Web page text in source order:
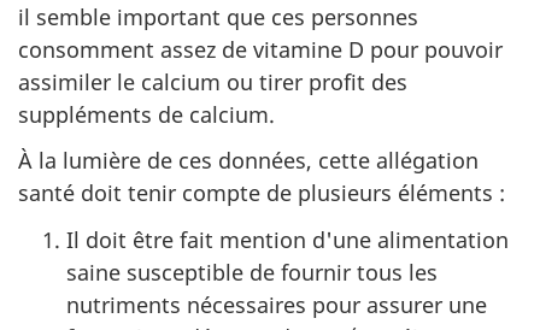
il semble important que ces personnes
consomment assez de vitamine D pour pouvoir
assimiler le calcium ou tirer profit des
suppléments de calcium.
À la lumière de ces données, cette allégation
santé doit tenir compte de plusieurs éléments :
Il doit être fait mention d'une alimentation
saine susceptible de fournir tous les
nutriments nécessaires pour assurer une